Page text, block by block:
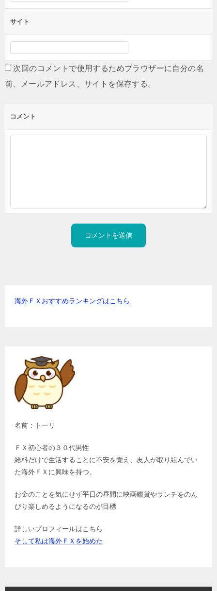
サイト
次回のコメントで使用するためブラウザーに自分の名
前、メールアドレス、サイトを保存する。
コメント
海外ＦＸおすすめランキングはこちら
名前：トーリ
ＦＸ初心者の３０代男性
給料だけで生活することに不安を覚え、友人が取り組んでい
た海外ＦＸに興味を持つ。
お金のことを気にせず平日の昼間に映画鑑賞やランチをのん
びり楽しめるようになるのが目標
詳しいプロフィールはこちら
そして私は海外ＦＸを始めた